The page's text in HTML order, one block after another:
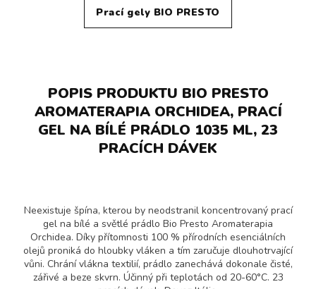
Prací gely BIO PRESTO
POPIS PRODUKTU BIO PRESTO
AROMATERAPIA ORCHIDEA, PRACÍ
GEL NA BÍLÉ PRÁDLO 1035 ML, 23
PRACÍCH DÁVEK
Neexistuje špína, kterou by neodstranil koncentrovaný prací
gel na bílé a světlé prádlo Bio Presto Aromaterapia
Orchidea. Díky přítomnosti 100 % přírodních esenciálních
olejů proniká do hloubky vláken a tím zaručuje dlouhotrvající
vůni. Chrání vlákna textilií, prádlo zanechává dokonale čisté,
zářivé a beze skvrn. Účinný při teplotách od 20-60°C. 23